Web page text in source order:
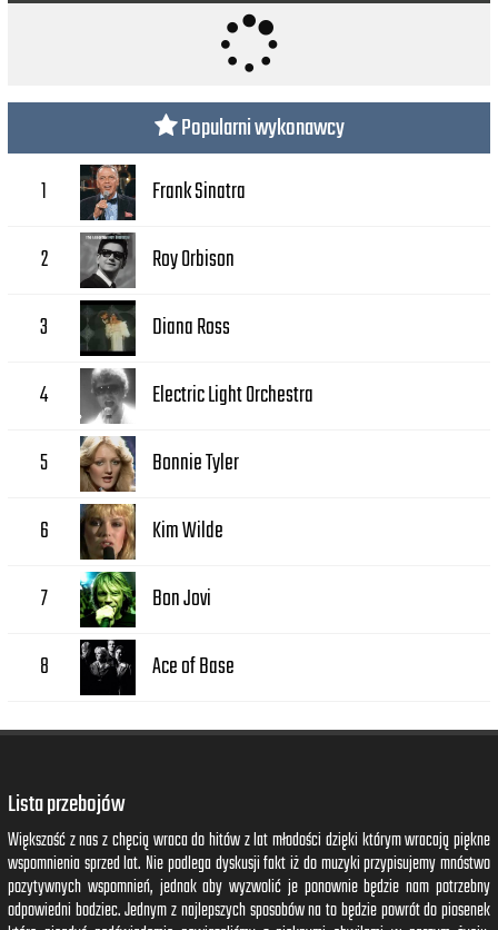
Popularni wykonawcy
1 Frank Sinatra
2 Roy Orbison
3 Diana Ross
4 Electric Light Orchestra
5 Bonnie Tyler
6 Kim Wilde
7 Bon Jovi
8 Ace of Base
Lista przebojów
Większość z nas z chęcią wraca do hitów z lat młodości dzięki którym wracają piękne
wspomnienia sprzed lat. Nie podlega dyskusji fakt iż do muzyki przypisujemy mnóstwo
pozytywnych wspomnień, jednak aby wyzwolić je ponownie będzie nam potrzebny
odpowiedni bodziec. Jednym z najlepszych sposobów na to będzie powrót do piosenek